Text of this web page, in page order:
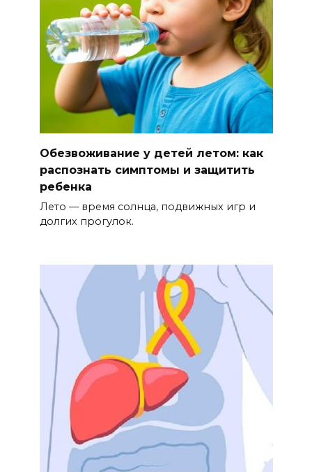
Обезвоживание у детей летом: как
распознать симптомы и защитить
ребенка
Лето — время солнца, подвижных игр и
долгих прогулок.